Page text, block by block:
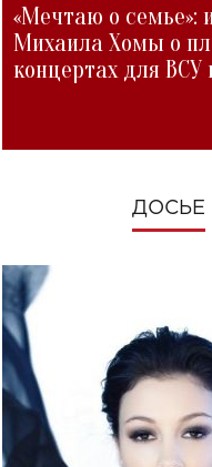
«Мечтаю о семье»:
Михаила Хомы о
концертах для ВСУ
ДОСЬЕ